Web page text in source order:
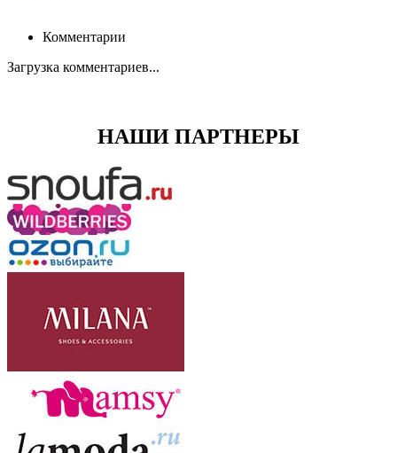
Комментарии
Загрузка комментариев...
НАШИ ПАРТНЕРЫ